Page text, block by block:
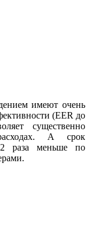
имеют очень
(EER до
существенно
А срок
раза меньше по